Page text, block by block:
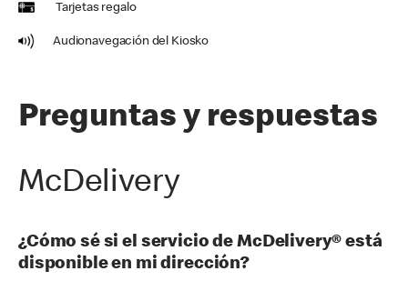
Tarjetas regalo
Audionavegación del Kiosko
Preguntas y respuestas
McDelivery
¿Cómo sé si el servicio de McDelivery® está
disponible en mi dirección?